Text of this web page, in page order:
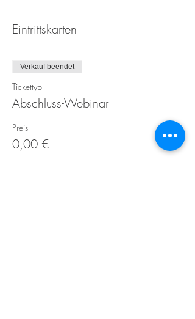
Eintrittskarten
Verkauf beendet
Tickettyp
Abschluss-Webinar
Preis
0,00 €